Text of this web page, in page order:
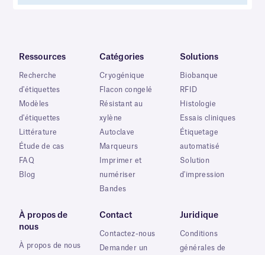
Ressources
Recherche
d'étiquettes
Modèles
d'étiquettes
Littérature
Étude de cas
FAQ
Blog
Catégories
Cryogénique
Flacon congelé
Résistant au
xylène
Autoclave
Marqueurs
Imprimer et
numériser
Bandes
Solutions
Biobanque
RFID
Histologie
Essais cliniques
Étiquetage
automatisé
Solution
d'impression
À propos de
nous
À propos de nous
Contact
Contactez-nous
Demander un
Juridique
Conditions
générales de